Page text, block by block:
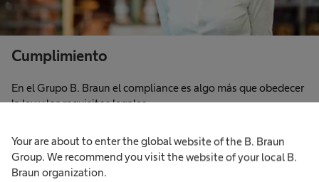
Your are about to enter the global website of the B. Braun
Group. We recommend you visit the website of your local B.
Braun organization.
Cumplimiento
En el Grupo B. Braun el compliance es algo más que obedecer
la ley y los requisitos legales.